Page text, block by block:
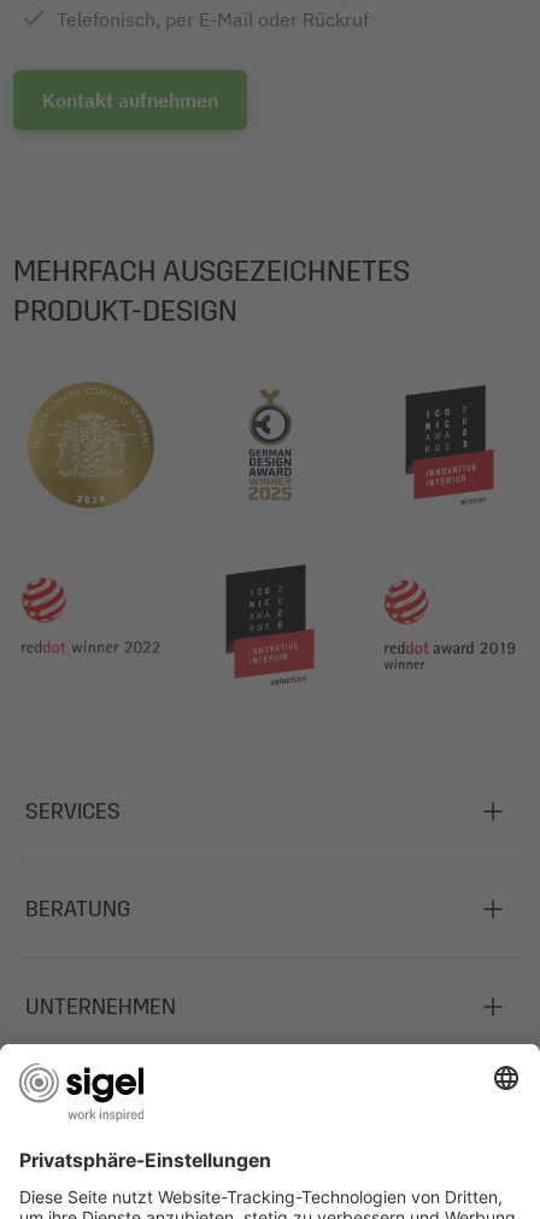
Telefonisch, per E-Mail oder Rückruf
Kontakt aufnehmen
MEHRFACH AUSGEZEICHNETES
PRODUKT-DESIGN
SERVICES
BERATUNG
UNTERNEHMEN
JOBS
INFORMATIONEN